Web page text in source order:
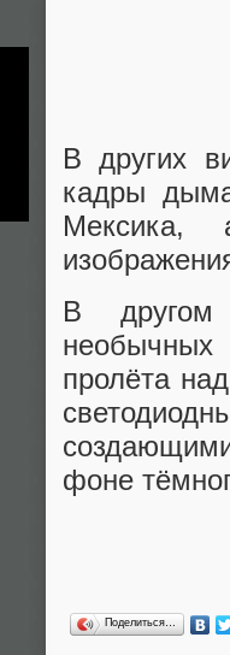
В других
кадры
Мексика,
В другом
пролёта
фоне
Поделиться…